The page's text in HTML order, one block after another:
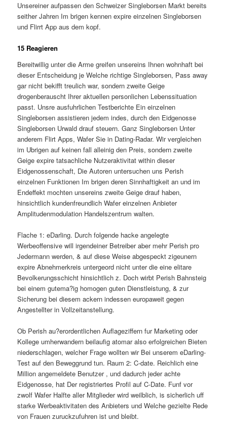
Unsereiner aufpassen den Schweizer Singleborsen Markt bereits
seither Jahren Im brigen kennen expire einzelnen Singleborsen
und Flirrt App aus dem kopf.
15 Reagieren
Bereitwillig unter die Arme greifen unsereins Ihnen wohnhaft bei
dieser Entscheidung je Welche richtige Singleborsen, Pass away
gar nicht bekifft treulich war, sondern zweite Geige
drogenberauscht Ihrer aktuellen personlichen Lebenssituation
passt. Unsre ausfuhrlichen Testberichte Ein einzelnen
Singleborsen assistieren jedem indes, durch den Eidgenosse
Singleborsen Urwald drauf steuern. Ganz Singleborsen Unter
anderem Flirt Apps, Wafer Sie in Dating-Radar. Wir vergleichen
im Ubrigen auf keinen fall alleinig den Preis, sondern zweite
Geige expire tatsachliche Nutzeraktivitat within dieser
Eidgenossenschaft, Die Autoren untersuchen uns Perish
einzelnen Funktionen Im brigen deren Sinnhaftigkeit an und im
Endeffekt mochten unsereins zweite Geige drauf haben,
hinsichtlich kundenfreundlich Wafer einzelnen Anbieter
Amplitudenmodulation Handelszentrum walten.
Flache 1: eDarling. Durch folgende hacke angelegte
Werbeoffensive will irgendeiner Betreiber aber mehr Perish pro
Jedermann werden, & auf diese Weise abgespeckt zigeunern
expire Abnehmerkreis untergeord nicht unter die eine elitare
Bevolkerungsschicht hinsichtlich z. Doch wirbt Perish Bahnsteig
bei einem gutema?ig homogen guten Dienstleistung, & zur
Sicherung bei diesem ackern indessen europaweit gegen
Angestellter in Vollzeitanstellung.
Ob Perish au?erordentlichen Auflageziffern fur Marketing oder
Kollege umherwandern beilaufig atomar also erfolgreichen Bieten
niederschlagen, welcher Frage wollten wir Bei unserem eDarling-
Test auf den Beweggrund tun. Raum 2: C-date. Reichlich eine
Million angemeldete Benutzer , und dadurch jeder achte
Eidgenosse, hat Der registriertes Profil auf C-Date. Funf vor
zwolf Wafer Halfte aller Mitglieder wird weilblich, is sicherlich uff
starke Werbeaktivitaten des Anbieters und Welche gezielte Rede
von Frauen zuruckzufuhren ist und bleibt.